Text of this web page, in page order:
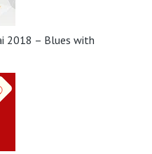
2018 – Blues with